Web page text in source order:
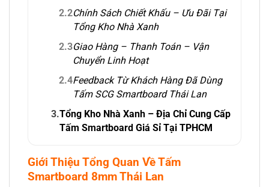
2.2Chính Sách Chiết Khấu – Ưu Đãi Tại
Tổng Kho Nhà Xanh
2.3Giao Hàng – Thanh Toán – Vận
Chuyển Linh Hoạt
2.4Feedback Từ Khách Hàng Đã Dùng
Tấm SCG Smartboard Thái Lan
3.Tổng Kho Nhà Xanh – Địa Chỉ Cung Cấp
Tấm Smartboard Giá Sỉ Tại TPHCM
Giới Thiệu Tổng Quan Về Tấm
Smartboard 8mm Thái Lan